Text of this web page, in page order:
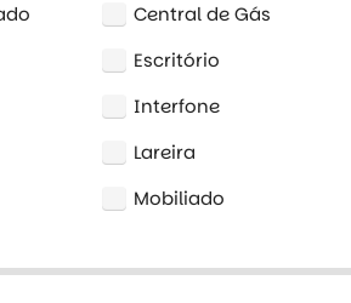
Central de Gás
Escritório
Interfone
Lareira
Mobiliado